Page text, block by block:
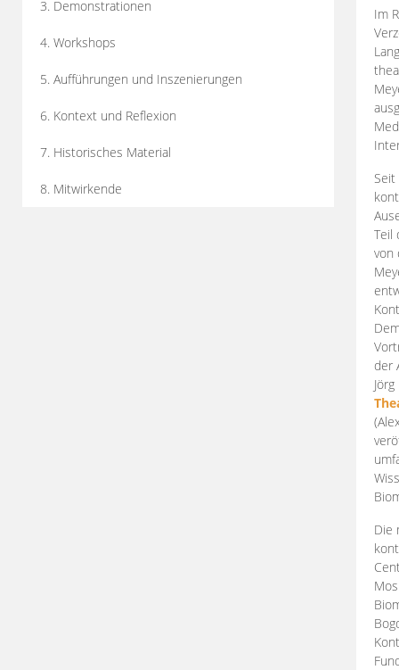
3. Demonstrationen
4. Workshops
5. Aufführungen und Inszenierungen
6. Kontext und Reflexion
7. Historisches Material
8. Mitwirkende
Im
Teil
von
der
Die